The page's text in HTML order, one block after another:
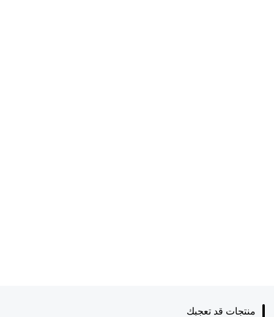
منتجات قد تعجبك